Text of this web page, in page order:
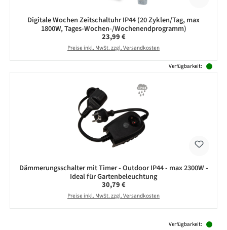
Digitale Wochen Zeitschaltuhr IP44 (20 Zyklen/Tag, max
1800W, Tages-Wochen-/Wochenendprogramm)
Regulärer Preis:
23,99 €
Preise inkl. MwSt. zzgl. Versandkosten
Verfügbarkeit:
Dämmerungsschalter mit Timer - Outdoor IP44 - max 2300W -
Ideal für Gartenbeleuchtung
Regulärer Preis:
30,79 €
Preise inkl. MwSt. zzgl. Versandkosten
Verfügbarkeit: